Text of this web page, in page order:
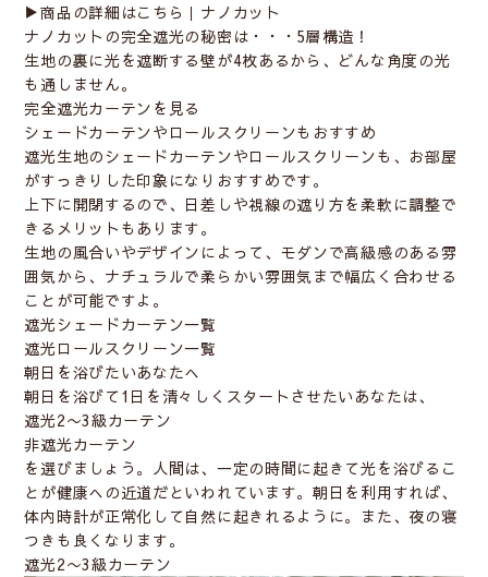
▶︎商品の詳細はこちら｜ ナノカット
ナノカットの完全遮光の秘密は・・・5層構造！
生地の裏に光を遮断する壁が4枚あるから、どんな角度の光
も通しません。
完全遮光カーテンを見る
シェードカーテンやロールスクリーンもおすすめ
遮光生地のシェードカーテンやロールスクリーンも、お部屋
がすっきりした印象になりおすすめです。
上下に開閉するので、日差しや視線の遮り方を柔軟に調整で
きるメリットもあります。
生地の風合いやデザインによって、モダンで高級感のある雰
囲気から、ナチュラルで柔らかい雰囲気まで幅広く合わせる
ことが可能ですよ。
遮光シェードカーテン一覧
遮光ロールスクリーン一覧
朝日を浴びたいあなたへ
朝日を浴びて1日を清々しくスタートさせたいあなたは、
遮光2〜3級カーテン
非遮光カーテン
を選びましょう。人間は、一定の時間に起きて光を浴びるこ
とが健康への近道だといわれています。朝日を利用すれば、
体内時計が正常化して自然に起きれるように。また、 夜の寝
つきも 良くなります。
遮光2〜3級カーテン